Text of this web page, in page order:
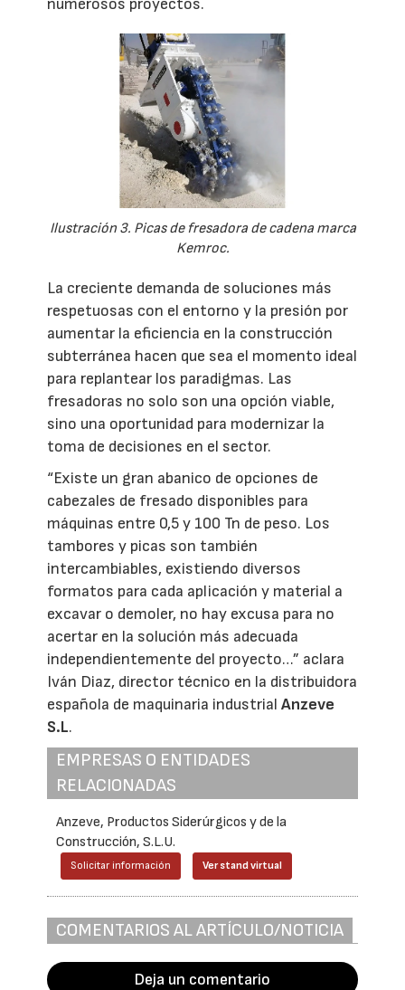
numerosos proyectos.
Ilustración 3. Picas de fresadora de cadena marca
Kemroc.
La creciente demanda de soluciones más
respetuosas con el entorno y la presión por
aumentar la eficiencia en la construcción
subterránea hacen que sea el momento ideal
para replantear los paradigmas. Las
fresadoras no solo son una opción viable,
sino una oportunidad para modernizar la
toma de decisiones en el sector.
“Existe un gran abanico de opciones de
cabezales de fresado disponibles para
máquinas entre 0,5 y 100 Tn de peso. Los
tambores y picas son también
intercambiables, existiendo diversos
formatos para cada aplicación y material a
excavar o demoler, no hay excusa para no
acertar en la solución más adecuada
independientemente del proyecto…” aclara
Iván Diaz, director técnico en la distribuidora
española de maquinaria industrialAnzeve
S.L.
EMPRESAS O ENTIDADES
RELACIONADAS
Anzeve, Productos Siderúrgicos y de la
Construcción, S.L.U.
Solicitar información Ver stand virtual
COMENTARIOS AL ARTÍCULO/NOTICIA
Deja un comentario